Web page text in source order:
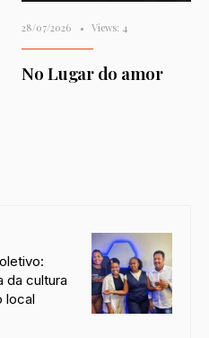
28/07/2026 • Views: 4
No Lugar do amor
da cultura
local